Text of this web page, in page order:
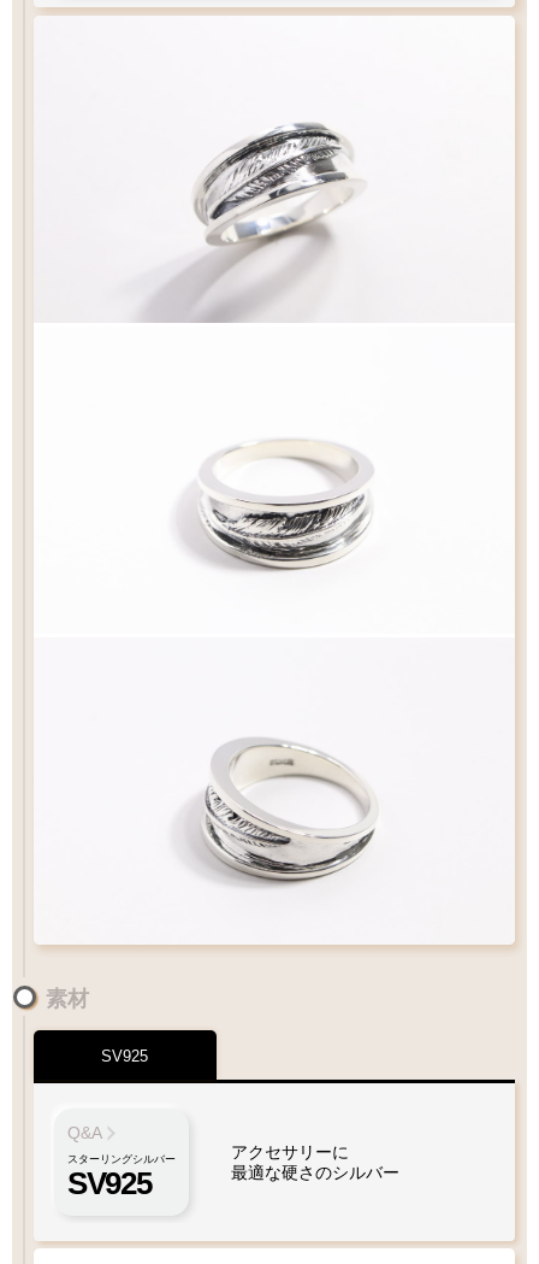
素材
SV925
Q&A
スターリングシルバー
SV925
アクセサリーに
最適な硬さのシルバー